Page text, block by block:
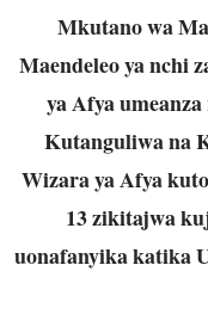
Mkutano wa
Maendeleo ya nchi
ya Afya
Kutanguliwa na
Wizara ya Afya
13 zikitajwa
uonafanyika katika